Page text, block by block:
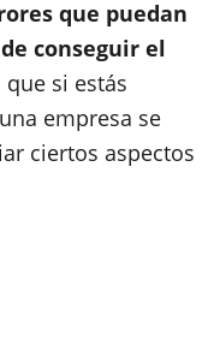
que puedan
conseguir el
que si estás
empresa se
ciertos aspectos